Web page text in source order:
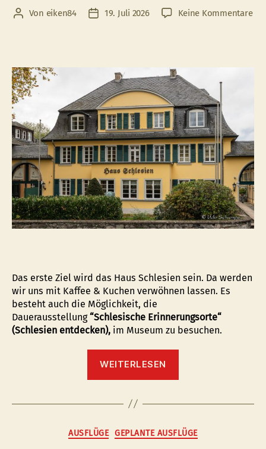
Beitragsautor
Von eiken84 Veröffentlichungsdatum
19. Juli 2026 Keine Kommentarezu
Das erste Ziel wird das Haus Schlesien sein. Da werden
wir uns mit Kaffee & Kuchen verwöhnen lassen. Es
besteht auch die Möglichkeit, die
Dauerausstellung“Schlesische Erinnerungsorte“
(Schlesien entdecken), im Museum zu besuchen.
WEITERLESEN
Honnef”
Kategorien
AUSFLÜGE GEPLANTE AUSFLÜGE